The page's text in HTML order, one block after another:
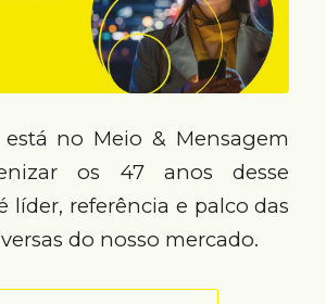
está no Meio & Mensagem
os 47 anos desse
líder, referência e palco das
do nosso mercado.